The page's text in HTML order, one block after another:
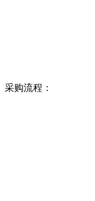
采购流程：